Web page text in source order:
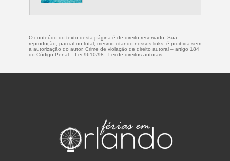
O conteúdo do texto desta página é de direito reservado. Sua
reprodução, parcial ou total, mesmo citando nossos links, é proibida sem
a autorização do autor. Crime de violação de direito autoral – artigo 184
do Código Penal – Lei 9610/98 - Lei de direitos autorais